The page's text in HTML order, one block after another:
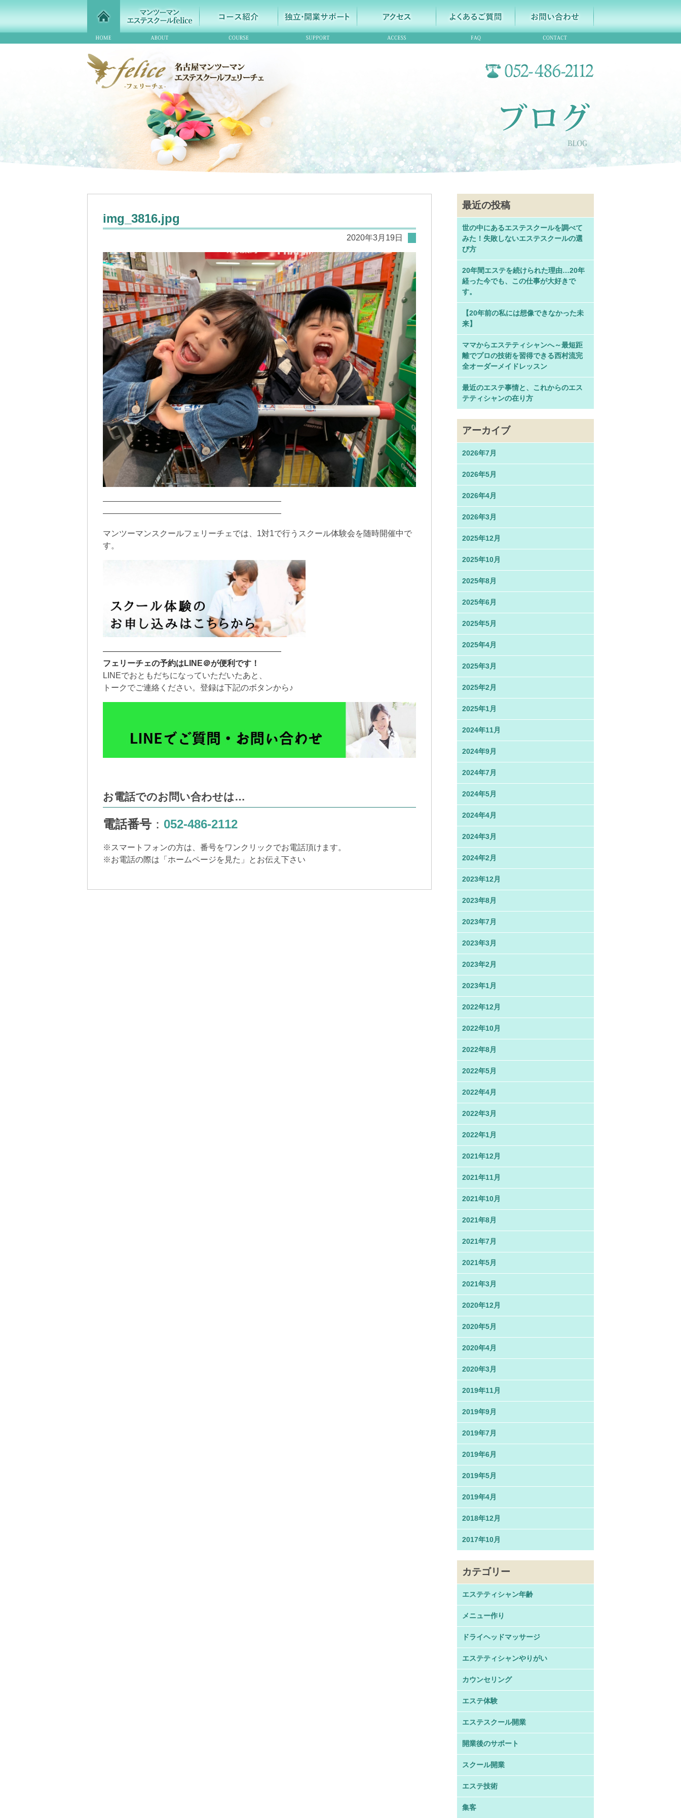
img_3816.jpg
2020年3月19日
——————————————————————
——————————————————————
マンツーマンスクールフェリーチェでは、1対1で行うスクール体験会を随時開催中で
す。
——————————————————————
フェリーチェの予約はLINE＠が便利です！
LINEでおともだちになっていただいたあと、
トークでご連絡ください。登録は下記のボタンから♪
お電話でのお問い合わせは…
電話番号 ： 052-486-2112
※ スマートフォンの方は、番号をワンクリックでお電話頂けます。
※お電話の際は「ホームページを見た」とお伝え下さい
最近の投稿
世の中にあるエステスクールを調べて
みた！失敗しないエステスクールの選
び方
20年間エステを続けられた理由…20年
経った今でも、この仕事が大好きで
す。
【20年前の私には想像できなかった未
来】
ママからエステティシャンへ～最短距
離でプロの技術を習得できる西村流完
全オーダーメイドレッスン
最近のエステ事情と、これからのエス
テティシャンの在り方
アーカイブ
2026年7月
2026年5月
2026年4月
2026年3月
2025年12月
2025年10月
2025年8月
2025年6月
2025年5月
2025年4月
2025年3月
2025年2月
2025年1月
2024年11月
2024年9月
2024年7月
2024年5月
2024年4月
2024年3月
2024年2月
2023年12月
2023年8月
2023年7月
2023年3月
2023年2月
2023年1月
2022年12月
2022年10月
2022年8月
2022年5月
2022年4月
2022年3月
2022年1月
2021年12月
2021年11月
2021年10月
2021年8月
2021年7月
2021年5月
2021年3月
2020年12月
2020年5月
2020年4月
2020年3月
2019年11月
2019年9月
2019年7月
2019年6月
2019年5月
2019年4月
2018年12月
2017年10月
カテゴリー
エステティシャン年齢
メニュー作り
ドライヘッドマッサージ
エステティシャンやりがい
カウンセリング
エステ体験
エステスクール開業
開業後のサポート
スクール開業
エステ技術
集客